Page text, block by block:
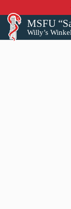
MSFU
Willy’s